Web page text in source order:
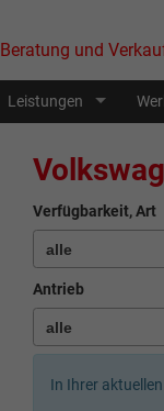
Beratung und
Leistungen
Verfügbarkeit, Art
Antrieb
In Ihrer